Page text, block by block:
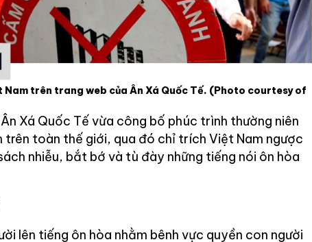
Nam trên trang web của Ân Xá Quốc Tế. (Photo courtesy of
Xá Quốc Tế vừa công bố phúc trình thường niên
trên toàn thế giới, qua đó chỉ trích Việt Nam ngược
nhiễu, bắt bớ và tù đày những tiếng nói ôn hòa
lên tiếng ôn hòa nhằm bênh vực quyền con người